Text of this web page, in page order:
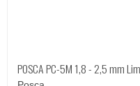
POSCA PC-5M 1,8 - 2,5 mm